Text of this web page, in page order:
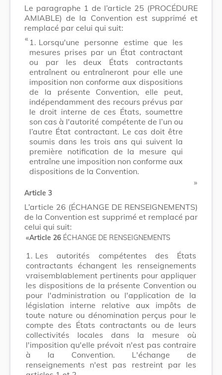
Le paragraphe 1 de l’article 25 (PROCÉDURE
AMIABLE) de la Convention est supprimé et
remplacé par celui qui suit:
​ « 1. Lorsqu'une personne estime que les
mesures prises par un État contractant
ou par les deux États contractants
entraînent ou entraîneront pour elle une
imposition non conforme aux dispositions
de la présente Convention, elle peut,
indépendamment des recours prévus par
le droit interne de ces États, soumettre
son cas à l'autorité compétente de l’un ou
l’autre État contractant. Le cas doit être
soumis dans les trois ans qui suivent la
première notification de la mesure qui
entraîne une imposition non conforme aux
dispositions de la Convention.
​ »
Article 3
L’article 26 (ÉCHANGE DE RENSEIGNEMENTS)
de la Convention est supprimé et remplacé par
celui qui suit:
«Article 26 ÉCHANGE DE RENSEIGNEMENTS
1. Les autorités compétentes des États
contractants échangent les renseignements
vraisemblablement pertinents pour appliquer
les dispositions de la présente Convention ou
pour l'administration ou l'application de la
législation interne relative aux impôts de
toute nature ou dénomination perçus pour le
compte des États contractants ou de leurs
collectivités locales dans la mesure où
l'imposition qu'elle prévoit n'est pas contraire
à la Convention. L'échange de
renseignements n'est pas restreint par les